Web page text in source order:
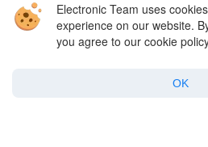
Electronic Team uses
experience on our website.
you agree to our cookie
OK